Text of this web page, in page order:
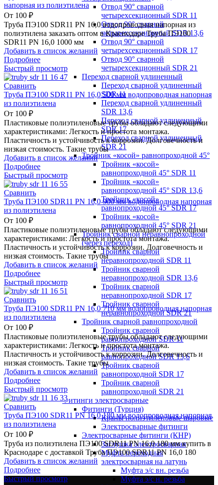
Отвод 90° сварной
четырехсекционный SDR 11
Отвод 90° сварной
четырехсекционный SDR 13,6
Отвод 90° сварной
четырехсекционный SDR 17
Отвод 90° сварной
четырехсекционный SDR 21
Переход сварной удлиненный
Переход сварной удлиненный
SDR 11
Переход сварной удлиненный
SDR 13,6
Переход сварной удлиненный
SDR 17
Переход сварной удлиненный
SDR 21
Тройник «косой» равнопроходной 45°
Тройник «косой»
равнопроходной 45° SDR 11
Тройник «косой»
равнопроходной 45° SDR 13,6
Тройник «косой»
равнопроходной 45° SDR 17
Тройник «косой»
равнопроходной 45° SDR 21
Тройник сварной неравнопроходной
(через переход)
Тройник сварной
неравнопроходной SDR 11
Тройник сварной
неравнопроходной SDR 13,6
Тройник сварной
неравнопроходной SDR 17
Тройник сварной
неравнопроходной SDR 21
Тройник сварной равнопроходной
Тройник сварной
равнопроходной SDR 11
Тройник сварной
равнопроходной SDR 13,6
Тройник сварной
равнопроходной SDR 17
Тройник сварной
равнопроходной SDR 21
Фитинги электросварные
Фитинги (Турция)
Краны полиэтиленовые шаровые
Электросварные фитинги
Электросварные фитинги (КНР)
Заглушка электросварная
Муфта переходная
электросварная на латунь
Муфта э/с вн. резьба
Муфта э/с н. резьба
напорная из полиэтилена
От 100 ₽
Труба ПЭ100 SDR11 PN 16,0 водопроводная напорная из
полиэтилена заказать оптом в Краснодаре Труба ПЭ100
SDR11 PN 16,0 1000 мм
Добавить в список желаний
Подробнее
Быстрый просмотр
Сравнить
Труба ПЭ100 SDR11 PN 16,0 500 мм водопроводная напорная
из полиэтилена
От 100 ₽
Пластиковые полиэтиленовые трубы обладают следующими
характеристиками: Легкость и простота монтажа.
Пластичность и устойчивость к коррозии. Долговечность и
низкая стоимость. Такие трубы
Добавить в список желаний
Подробнее
Быстрый просмотр
Сравнить
Труба ПЭ100 SDR11 PN 16,0 900 мм водопроводная напорная
из полиэтилена
От 100 ₽
Пластиковые полиэтиленовые трубы обладают следующими
характеристиками: Легкость и простота монтажа.
Пластичность и устойчивость к коррозии. Долговечность и
низкая стоимость. Такие трубы
Добавить в список желаний
Подробнее
Быстрый просмотр
Сравнить
Труба ПЭ100 SDR11 PN 16,0 710 мм водопроводная напорная
из полиэтилена
От 100 ₽
Пластиковые полиэтиленовые трубы обладают следующими
характеристиками: Легкость и простота монтажа.
Пластичность и устойчивость к коррозии. Долговечность и
низкая стоимость. Такие трубы
Добавить в список желаний
Подробнее
Быстрый просмотр
Сравнить
Труба ПЭ100 SDR11 PN 16,0 180 мм водопроводная напорная
из полиэтилена
От 100 ₽
Труба из полиэтилена ПЭ100 SDR11 PN 16,0 180 мм купить в
Краснодаре с доставкой Труба ПЭ100 SDR11 PN 16,0 180
Добавить в список желаний
Подробнее
Быстрый просмотр